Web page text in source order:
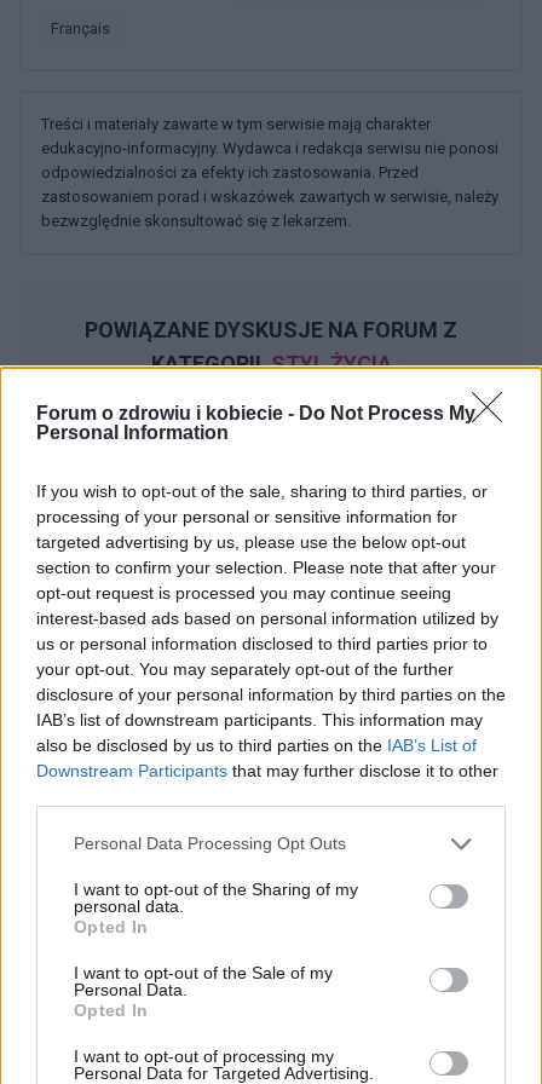
Forum o zdrowiu i kobiecie - Do Not Process My
Personal Information
If you wish to opt-out of the sale, sharing to third parties, or
processing of your personal or sensitive information for
targeted advertising by us, please use the below opt-out
section to confirm your selection. Please note that after your
opt-out request is processed you may continue seeing
interest-based ads based on personal information utilized by
us or personal information disclosed to third parties prior to
your opt-out. You may separately opt-out of the further
disclosure of your personal information by third parties on the
IAB’s list of downstream participants. This information may
also be disclosed by us to third parties on the IAB’s List of
Downstream Participants that may further disclose it to other
Personal Data Processing Opt Outs
I want to opt-out of the Sharing of my
personal data.
Opted In
I want to opt-out of the Sale of my
Personal Data.
Opted In
I want to opt-out of processing my
Personal Data for Targeted Advertising.
français
Treści i materiały zawarte w tym serwisie mają charakter
edukacyjno-informacyjny. Wydawca i redakcja serwisu nie ponosi
odpowiedzialności za efekty ich zastosowania. Przed
zastosowaniem porad i wskazówek zawartych w serwisie, należy
bezwzględnie skonsultować się z lekarzem.
POWIĄZANE DYSKUSJE NA FORUM Z
KATEGORIISTYL ŻYCIA
gość
Stylo czarna, damska bluzka?
Widziałyście albo może kupiłyście sobie jakąś fajną,
stylową, czarną bluzkę? Szukam, szukam i znaleźć nie
mogę a bardzo takiej potrzebuje :(
poison_ivy
Forum:
Moda i styl życia
Wolicie galerie handlowe, małe sklepiki, second-
handy/outlety czy np. kupowanie przez internet? Macie
jakieś ulubione marki czy wybieracie ciuchy które wam
się podobają bez względu na metkę?
gość
Moda i styl życia